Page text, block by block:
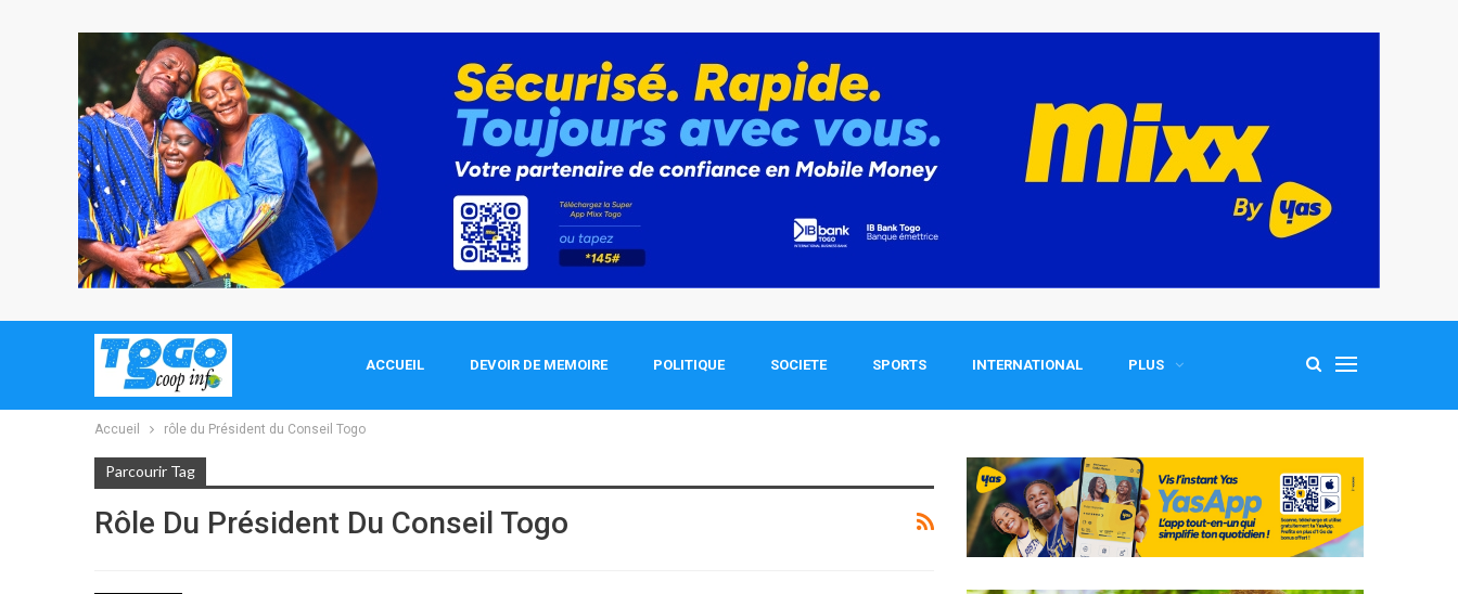
ACCUEIL DEVOIR DE MEMOIRE POLITIQUE SOCIETE SPORTS INTERNATIONAL PLUS
Accueil rôle du Président du Conseil Togo
Parcourir Tag
Rôle Du Président Du Conseil Togo